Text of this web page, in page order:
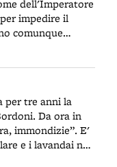
è l'esilio, la
Commissario
dell'Imperatore
comunque
denaro. Il 19
rioccupano la
volte di
per tre anni la
Da ora in
immondizie”. E'
e i lavandai non
panni ad